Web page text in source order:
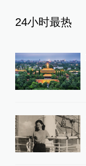
24小时最热